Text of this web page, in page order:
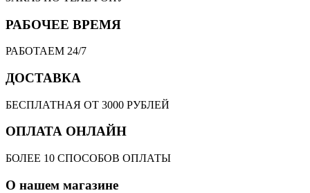
РАБОЧЕЕ ВРЕМЯ
РАБОТАЕМ 24/7
ДОСТАВКА
БЕСПЛАТНАЯ ОТ 3000 РУБЛЕЙ
ОПЛАТА ОНЛАЙН
БОЛЕЕ 10 СПОСОБОВ ОПЛАТЫ
О нашем магазине